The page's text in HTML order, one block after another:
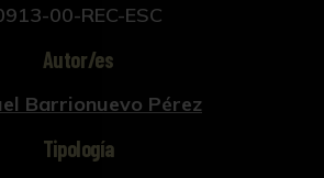
00-REC-ESC
Autor/es
Barrionuevo Pérez
Tipología